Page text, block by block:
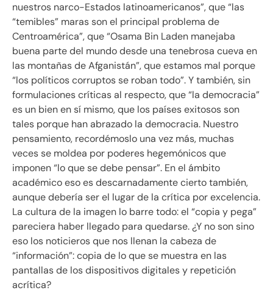
nuestros narco-Estados latinoamericanos”, que “las
“temibles” maras son el principal problema de
Centroamérica”, que “Osama Bin Laden manejaba
buena parte del mundo desde una tenebrosa cueva en
las montañas de Afganistán”, que estamos mal porque
“los políticos corruptos se roban todo”. Y también, sin
formulaciones críticas al respecto, que “la democracia”
es un bien en sí mismo, que los países exitosos son
tales porque han abrazado la democracia. Nuestro
pensamiento, recordémoslo una vez más, muchas
veces se moldea por poderes hegemónicos que
imponen “lo que se debe pensar”. En el ámbito
académico eso es descarnadamente cierto también,
aunque debería ser el lugar de la crítica por excelencia.
La cultura de la imagen lo barre todo: el “copia y pega”
pareciera haber llegado para quedarse. ¿Y no son sino
eso los noticieros que nos llenan la cabeza de
“información”: copia de lo que se muestra en las
pantallas de los dispositivos digitales y repetición
acrítica?